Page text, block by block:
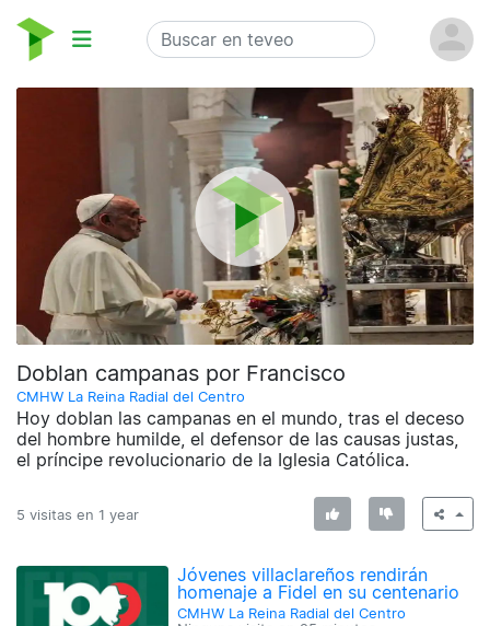
Doblan campanas por Francisco
CMHW La Reina Radial del Centro
Hoy doblan las campanas en el mundo, tras el deceso
del hombre humilde, el defensor de las causas justas,
el príncipe revolucionario de la Iglesia Católica.
5 visitas en 1 year
Jóvenes villaclareños rendirán
homenaje a Fidel en su centenario
CMHW La Reina Radial del Centro